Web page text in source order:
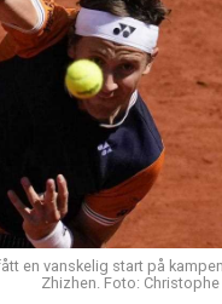
en vanskelig start på
Zhizhen. Foto: